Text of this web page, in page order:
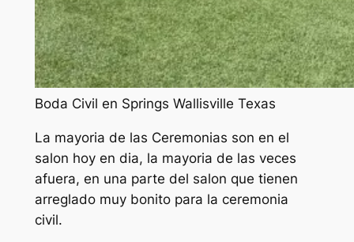
Boda Civil en Springs Wallisville Texas
La mayoria de las Ceremonias son en el
salon hoy en dia, la mayoria de las veces
afuera, en una parte del salon que tienen
arreglado muy bonito para la ceremonia
civil.